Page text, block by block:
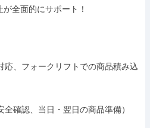
全面的にサポート！
応、フォークリフトでの商品積み込
確認、当日・翌日の商品準備）